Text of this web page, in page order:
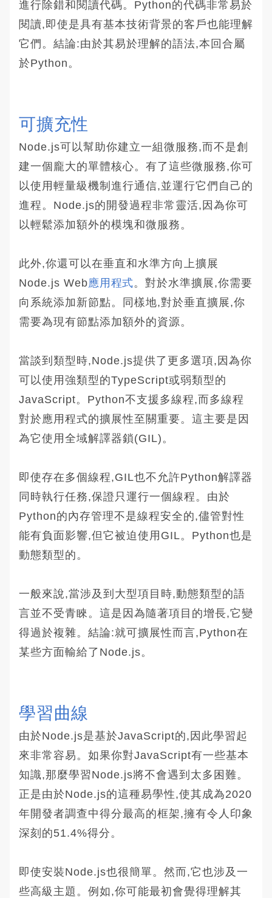
進行除錯和閱讀代碼。Python的代碼非常易於
閱讀,即使是具有基本技術背景的客戶也能理解
它們。結論:由於其易於理解的語法,本回合屬
於Python。
可擴充性
Node.js可以幫助你建立一組微服務,而不是創
建一個龐大的單體核心。有了這些微服務,你可
以使用輕量級機制進行通信,並運行它們自己的
進程。Node.js的開發過程非常靈活,因為你可
以輕鬆添加額外的模塊和微服務。
此外,你還可以在垂直和水準方向上擴展
Node.js Web應用程式。對於水準擴展,你需要
向系統添加新節點。同樣地,對於垂直擴展,你
需要為現有節點添加額外的資源。
當談到類型時,Node.js提供了更多選項,因為你
可以使用強類型的TypeScript或弱類型的
JavaScript。Python不支援多線程,而多線程
對於應用程式的擴展性至關重要。這主要是因
為它使用全域解譯器鎖(GIL)。
即使存在多個線程,GIL也不允許Python解譯器
同時執行任務,保證只運行一個線程。由於
Python的內存管理不是線程安全的,儘管對性
能有負面影響,但它被迫使用GIL。Python也是
動態類型的。
一般來說,當涉及到大型項目時,動態類型的語
言並不受青睞。這是因為隨著項目的增長,它變
得過於複雜。結論:就可擴展性而言,Python在
某些方面輸給了Node.js。
學習曲線
由於Node.js是基於JavaScript的,因此學習起
來非常容易。如果你對JavaScript有一些基本
知識,那麼學習Node.js將不會遇到太多困難。
正是由於Node.js的這種易學性,使其成為2020
年開發者調查中得分最高的框架,擁有令人印象
深刻的51.4%得分。
即使安裝Node.js也很簡單。然而,它也涉及一
些高級主題。例如,你可能最初會覺得理解其